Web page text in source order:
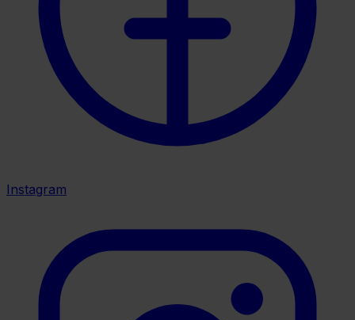
Instagram